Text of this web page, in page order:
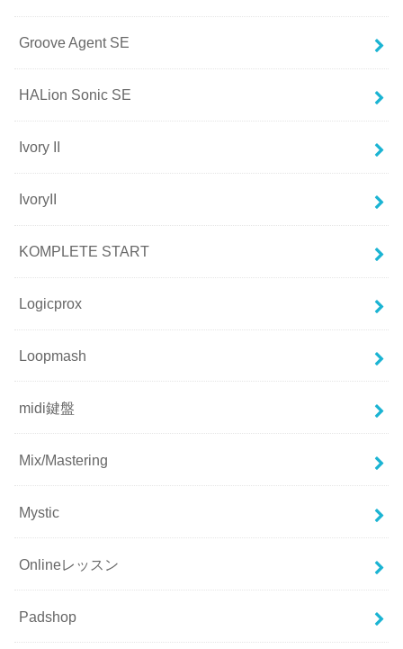
Groove Agent SE
HALion Sonic SE
Ivory II
IvoryII
KOMPLETE START
Logicprox
Loopmash
midi鍵盤
Mix/Mastering
Mystic
Onlineレッスン
Padshop